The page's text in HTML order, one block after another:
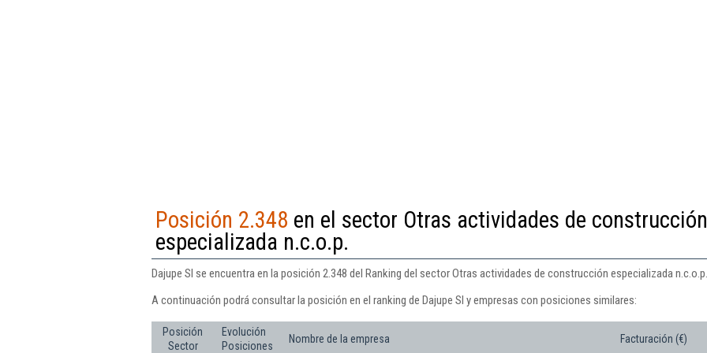
Posición 2.348 en el sector Otras actividades de construcción
especializada n.c.o.p.
Dajupe Sl se encuentra en la posición 2.348 del Ranking del sector Otras actividades de construcción especializada n.c.o.p..
A continuación podrá consultar la posición en el ranking de Dajupe Sl y empresas con posiciones similares:
Posición
Sector
Evolución
Posiciones
Nombre de la empresa Facturación (€)